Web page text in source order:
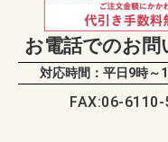
お電話でのお
対応時間：平日9時
FAX:06-6110-